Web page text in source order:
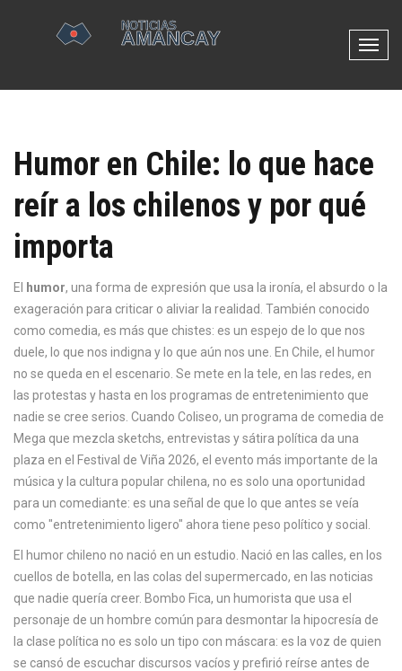
N
v
a
c
e
p
l
a
c
Humor en Chile: lo que hace
reír a los chilenos y por qué
importa
El humor, una forma de expresión que usa la ironía, el absurdo o la
exageración para criticar o aliviar la realidad . También conocido
como comedia, es más que chistes: es un espejo de lo que nos
duele, lo que nos indigna y lo que aún nos une. En Chile, el humor
no se queda en el escenario. Se mete en la tele, en las redes, en
las protestas y hasta en los programas de entretenimiento que
nadie se cree serios. Cuando Coliseo, un programa de comedia de
Mega que mezcla sketchs, entrevistas y sátira política da una
plaza en el Festival de Viña 2026, el evento más importante de la
música y la cultura popular chilena, no es solo una oportunidad
para un comediante: es una señal de que lo que antes se veía
como "entretenimiento ligero" ahora tiene peso político y social.
El humor chileno no nació en un estudio. Nació en las calles, en los
cuellos de botella, en las colas del supermercado, en las noticias
que nadie quería creer. Bombo Fica, un humorista que usa el
personaje de un hombre común para desmontar la hipocresía de
la clase política no es solo un tipo con máscara: es la voz de quien
se cansó de escuchar discursos vacíos y prefirió reírse antes de